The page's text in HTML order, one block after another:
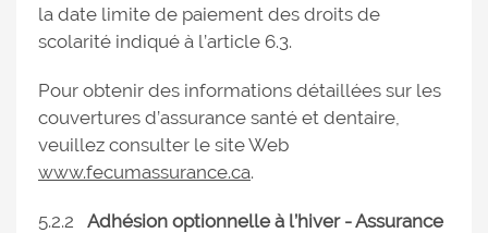
la date limite de paiement des droits de
scolarité indiqué à l’article 6.3.
Pour obtenir des informations détaillées sur les
couvertures d’assurance santé et dentaire,
veuillez consulter le site Web
www.fecumassurance.ca.
5.2.2 Adhésion optionnelle à l’hiver - Assurance